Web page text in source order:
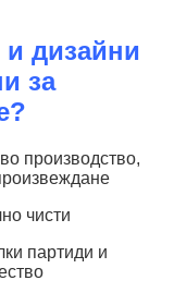
и дизайни
за
производство,
чисти
партиди и